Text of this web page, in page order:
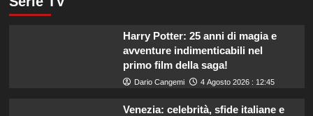
Harry Potter: 25 anni di magia e
avventure indimenticabili nel
primo film della saga!
Dario Cangemi 4 Agosto 2026 : 12:45
Venezia: celebrità, sfide italiane e